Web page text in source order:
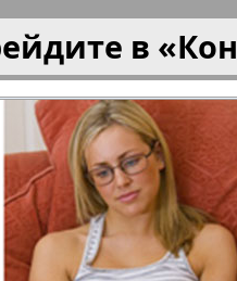
Партнер-север
Пражский
экспресс
Районка-West
в